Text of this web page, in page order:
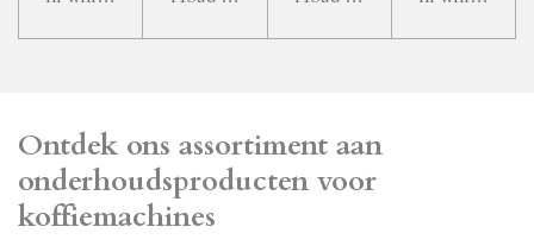
Ontdek ons assortiment aan
onderhoudsproducten voor
koffiemachines